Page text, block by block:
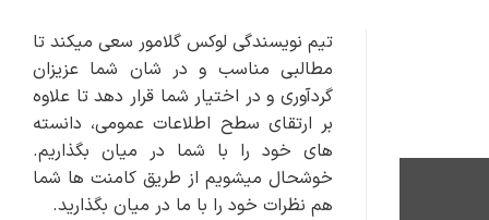
تیم نویسندگی لوکس گلامور سعی میکند تا
مطالبی مناسب و در شان شما عزیزان
گردآوری و در اختیار شما قرار دهد تا علاوه
بر ارتقای سطح اطلاعات عمومی، دانسته
های خود را با شما در میان بگذاریم.
خوشحال میشویم از طریق کامنت ها شما
هم نظرات خود را با ما در میان بگذارید.